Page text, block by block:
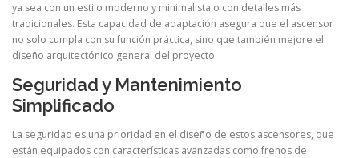
ya sea con un estilo moderno y minimalista o con detalles más
tradicionales. Esta capacidad de adaptación asegura que el ascensor
no solo cumpla con su función práctica, sino que también mejore el
diseño arquitectónico general del proyecto.
Seguridad y Mantenimiento
Simplificado
La seguridad es una prioridad en el diseño de estos ascensores, que
están equipados con características avanzadas como frenos de